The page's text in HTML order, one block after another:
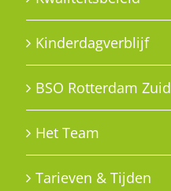
Kinderdagverblijf
BSO Rotterdam Zuid
Het Team
Tarieven & Tijden